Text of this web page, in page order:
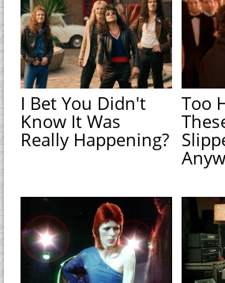
I Bet You Didn't
Know It Was
Really Happening?
Too